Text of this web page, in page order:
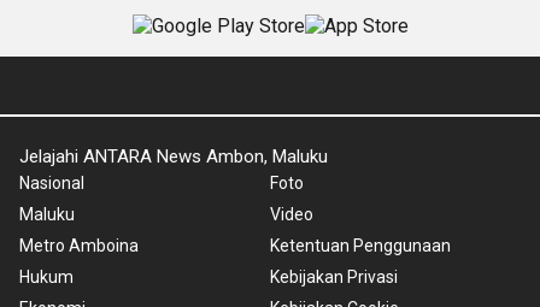
Jelajahi ANTARA News Ambon, Maluku
Nasional
Maluku
Metro Amboina
Hukum
Foto
Video
Ketentuan Penggunaan
Kebijakan Privasi